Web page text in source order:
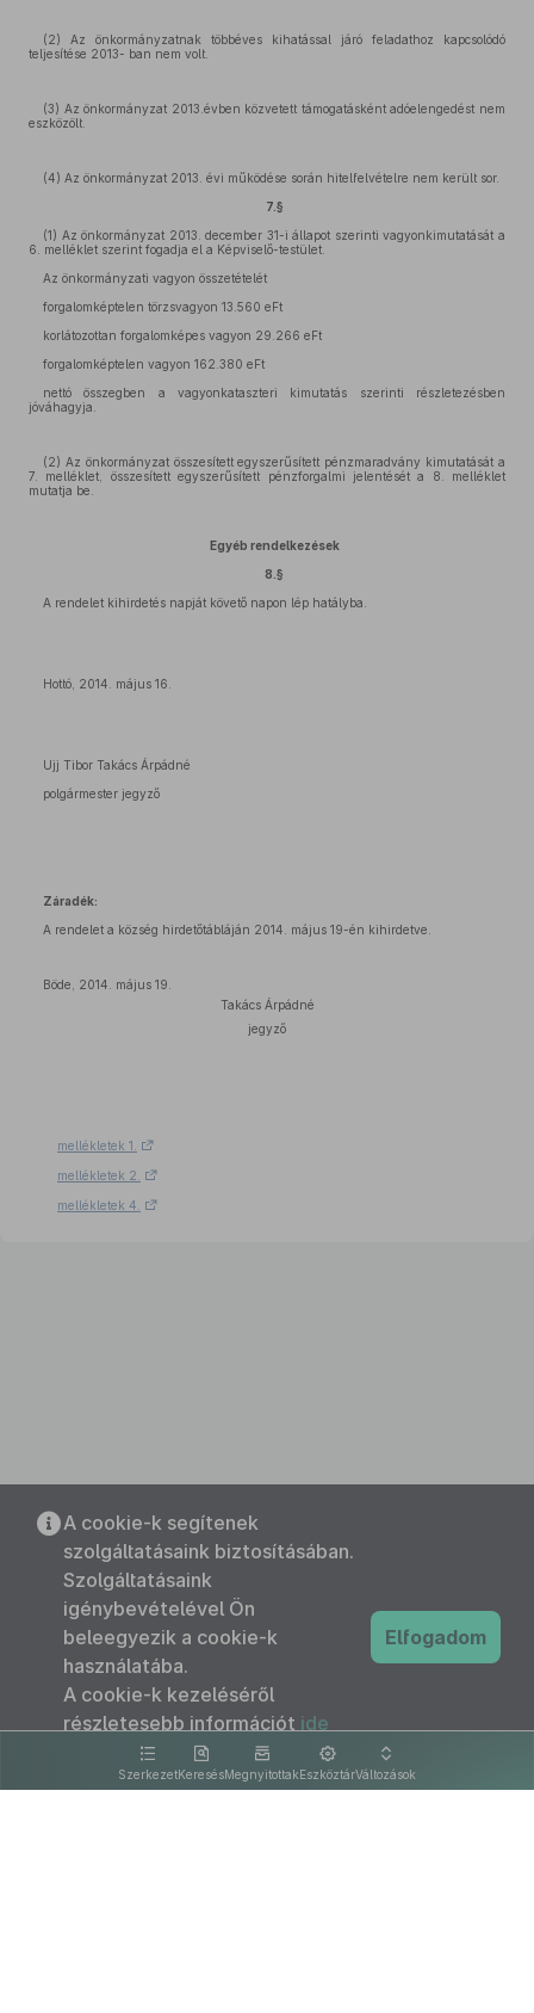
(2) Az önkormányzatnak többéves kihatással járó feladathoz kapcsolódó
teljesítése 2013- ban nem volt.
(3) Az önkormányzat 2013.évben közvetett támogatásként adóelengedést nem
eszközölt.
(4) Az önkormányzat 2013. évi működése során hitelfelvételre nem került sor.
7.§
(1) Az önkormányzat 2013. december 31-i állapot szerinti vagyonkimutatását a
6. melléklet szerint fogadja el a Képviselő-testület.
Az önkormányzati vagyon összetételét
forgalomképtelen törzsvagyon 13.560 eFt
korlátozottan forgalomképes vagyon 29.266 eFt
forgalomképtelen vagyon 162.380 eFt
nettó összegben a vagyonkataszteri kimutatás szerinti részletezésben
jóváhagyja.
(2) Az önkormányzat összesített egyszerűsített pénzmaradvány kimutatását a
7. melléklet, összesített egyszerűsített pénzforgalmi jelentését a 8. melléklet
mutatja be.
Egyéb rendelkezések
8.§
A rendelet kihirdetés napját követő napon lép hatályba.
Hottó, 2014. május 16.
Ujj Tibor Takács Árpádné
polgármester jegyző
Záradék:
A rendelet a község hirdetőtábláján 2014. május 19-én kihirdetve.
Böde, 2014. május 19.
Takács Árpádné
jegyző
mellékletek 1.
mellékletek 2.
mellékletek 4.
SzerkezetKeresésMegnyitottakEszköztárVáltozások
A cookie-k segítenek
szolgáltatásaink biztosításában.
Szolgáltatásaink
igénybevételével Ön
beleegyezik a cookie-k
használatába.
A cookie-k kezeléséről
részletesebb információt ide
kattintva olvashat.
Elfogadom